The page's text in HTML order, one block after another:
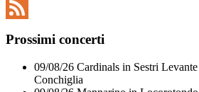
Twitter
Prossimi concerti
09/08/26 Cardinals in Sestri Levante
Conchiglia